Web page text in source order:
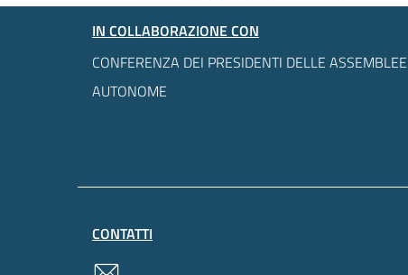
IN COLLABORAZIONE CON
CONFERENZA DEI PRESIDENTI DELLE
AUTONOME
CONTATTI